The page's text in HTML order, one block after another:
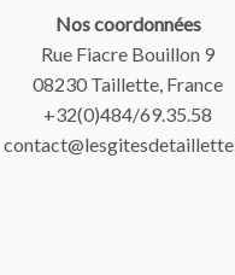
Nos coordonnées
Rue Fiacre Bouillon 9
08230 Taillette, France
+32(0)484/69.35.58